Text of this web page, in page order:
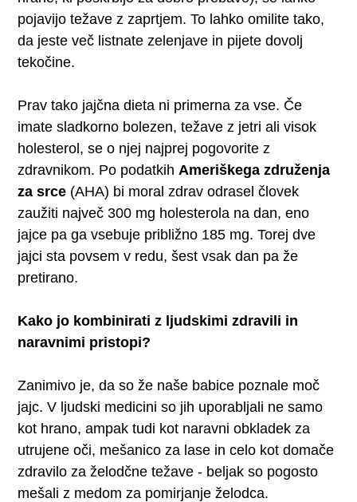
pojavijo težave z zaprtjem. To lahko omilite tako,
da jeste več listnate zelenjave in pijete dovolj
tekočine.
Prav tako jajčna dieta ni primerna za vse. Če
imate sladkorno bolezen, težave z jetri ali visok
holesterol, se o njej najprej pogovorite z
zdravnikom. Po podatkih Ameriškega združenja
za srce (AHA) bi moral zdrav odrasel človek
zaužiti največ 300 mg holesterola na dan, eno
jajce pa ga vsebuje približno 185 mg. Torej dve
jajci sta povsem v redu, šest vsak dan pa že
pretirano.
Kako jo kombinirati z ljudskimi zdravili in
naravnimi pristopi?
Zanimivo je, da so že naše babice poznale moč
jajc. V ljudski medicini so jih uporabljali ne samo
kot hrano, ampak tudi kot naravni obkladek za
utrujene oči, mešanico za lase in celo kot domače
zdravilo za želodčne težave - beljak so pogosto
mešali z medom za pomirjanje želodca.